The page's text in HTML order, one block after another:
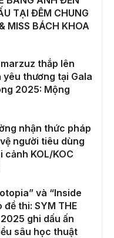
TẠI ĐÊM CHUNG
MISS BÁCH KHOA
thắp lên
yêu thương tại Gala
2025: Mộng
nhận thức pháp
người tiêu dùng
cảnh KOL/KOC
và “Inside
đề thi: SYM THE
2025 ghi dấu ấn
sâu học thuật